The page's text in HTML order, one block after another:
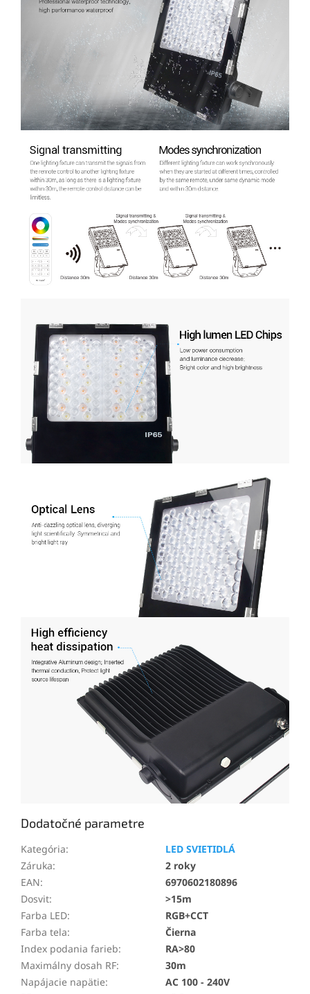
Dodatočné parametre
Kategória:
LED SVIETIDLÁ
Záruka:
2 roky
EAN:
6970602180896
Dosvit:
>15m
Farba LED:
RGB+CCT
Farba tela:
Čierna
Index podania farieb:
RA>80
Maximálny dosah RF:
30m
Napájacie napätie:
AC 100 - 240V